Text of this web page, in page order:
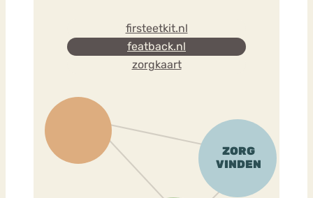
firsteetkit.nl
featback.nl
zorgkaart